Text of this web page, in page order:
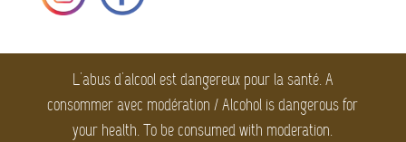
L'abus d'alcool est dangereux pour la santé. A
consommer avec modération / Alcohol is dangerous for
your health. To be consumed with moderation.